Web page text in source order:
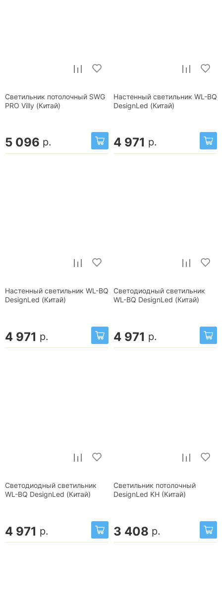
Светильник потолочный SWG
PRO Villy (Китай)
5 096 р.
Настенный светильник WL-BQ
DesignLed (Китай)
4 971 р.
Настенный светильник WL-BQ
DesignLed (Китай)
4 971 р.
Светодиодный светильник
WL-BQ DesignLed (Китай)
4 971 р.
Светодиодный светильник
WL-BQ DesignLed (Китай)
4 971 р.
Светильник потолочный
DesignLed KH (Китай)
3 408 р.